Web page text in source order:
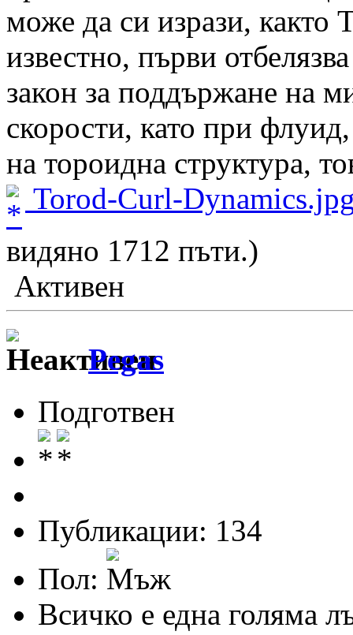
може да си изрази, както
известно, първи
закон за поддържане на
скорости, като при
на тороидна структура,
Torod-Curl-
видяно 1712 пъти.)
Активен
Pegas
Подготвен
Публикации: 134
Пол:
Всичко е една голяма